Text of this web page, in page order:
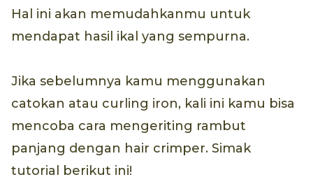
Hal ini akan memudahkanmu untuk
mendapat hasil ikal yang sempurna.
Jika sebelumnya kamu menggunakan
catokan atau curling iron, kali ini kamu bisa
mencoba cara mengeriting rambut
panjang dengan hair crimper. Simak
tutorial berikut ini!